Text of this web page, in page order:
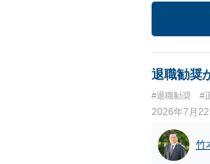
退職勧奨
#退職勧奨 #
2026年7月22
竹